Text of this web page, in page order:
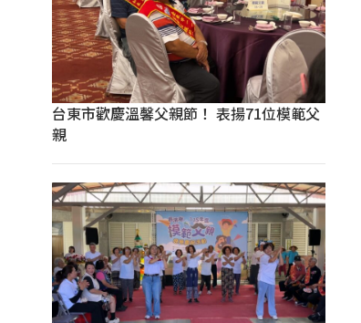
台東市歡慶溫馨父親節！ 表揚71位模範父
親